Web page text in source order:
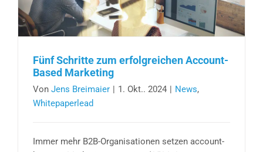
Fünf Schritte zum erfolgreichen Account-
Based Marketing
Von Jens Breimaier 1. Okt.. 2024 News,
Whitepaperlead
Immer mehr B2B-Organisationen setzen account-